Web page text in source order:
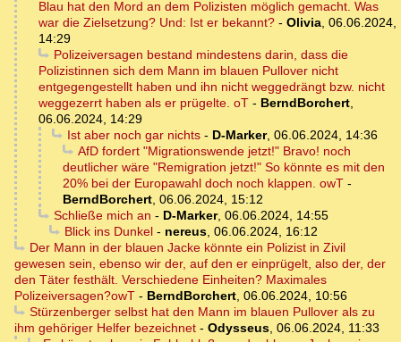
Blau hat den Mord an dem Polizisten möglich gemacht. Was
war die Zielsetzung? Und: Ist er bekannt? - Olivia, 06.06.2024,
14:29
Polizeiversagen bestand mindestens darin, dass die
Polizistinnen sich dem Mann im blauen Pullover nicht
entgegengestellt haben und ihn nicht weggedrängt bzw. nicht
weggezerrt haben als er prügelte. oT - BerndBorchert,
06.06.2024, 14:29
Ist aber noch gar nichts- D-Marker, 06.06.2024, 14:36
AfD fordert "Migrationswende jetzt!" Bravo! noch
deutlicher wäre "Remigration jetzt!" So könnte es mit den
20% bei der Europawahl doch noch klappen. owT -
BerndBorchert, 06.06.2024, 15:12
Schließe mich an - D-Marker, 06.06.2024, 14:55
Blick ins Dunkel- nereus, 06.06.2024, 16:12
Der Mann in der blauen Jacke könnte ein Polizist in Zivil
gewesen sein, ebenso wir der, auf den er einprügelt, also der, der
den Täter festhält. Verschiedene Einheiten? Maximales
Polizeiversagen?owT - BerndBorchert, 06.06.2024, 10:56
Stürzenberger selbst hat den Mann im blauen Pullover als zu
ihm gehöriger Helfer bezeichnet - Odysseus, 06.06.2024, 11:33